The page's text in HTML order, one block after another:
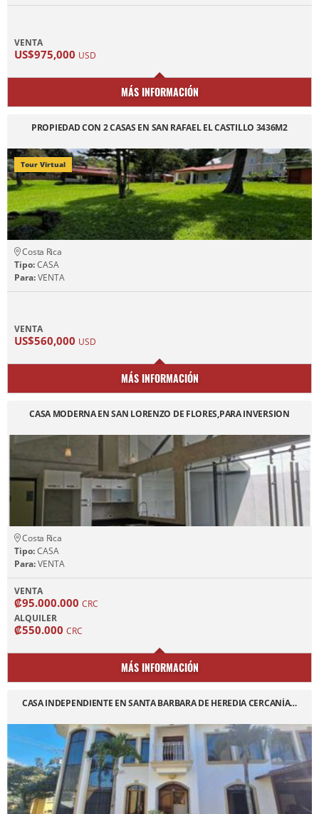
VENTA
US$975,000 USD
MÁS INFORMACIÓN
PROPIEDAD CON 2 CASAS EN SAN RAFAEL EL CASTILLO 3436M2
Tour Virtual
Costa Rica
Tipo:CASA
Para:VENTA
VENTA
US$560,000 USD
MÁS INFORMACIÓN
CASA MODERNA EN SAN LORENZO DE FLORES,PARA INVERSION
Costa Rica
Tipo:CASA
Para:VENTA
VENTA
₡95.000.000 CRC
ALQUILER
₡550.000 CRC
MÁS INFORMACIÓN
CASA INDEPENDIENTE EN SANTA BARBARA DE HEREDIA CERCANÍA…